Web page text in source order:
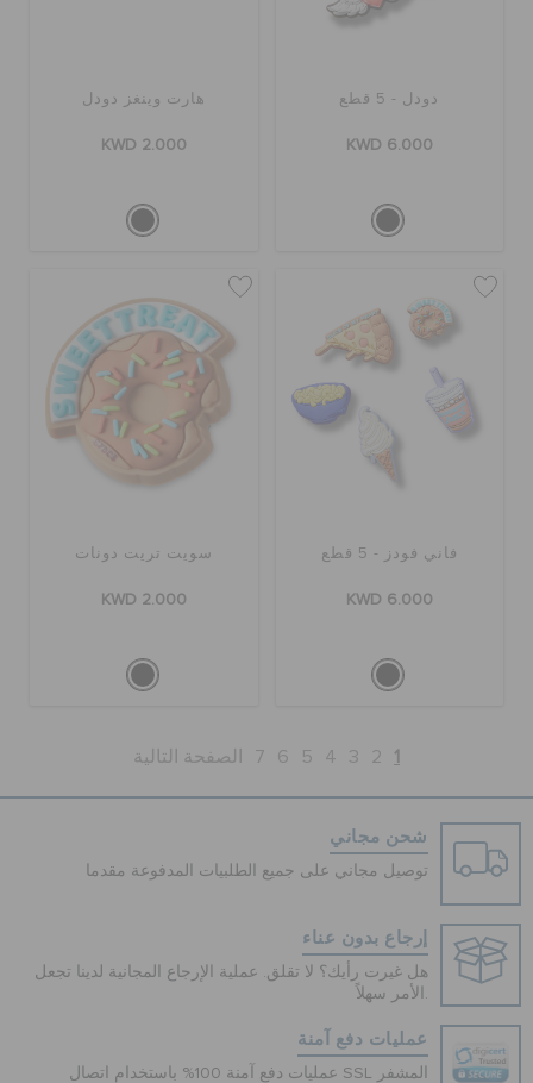
دودل - 5 قطع
KWD 6.000
هارت وينغز دودل
KWD 2.000
فاني فودز - 5 قطع
KWD 6.000
سويت تريت دونات
KWD 2.000
1
2
3
4
5
6
7 الصفحة التالية
شحن مجاني
توصيل مجاني على جميع الطلبيات المدفوعة مقدما
إرجاع بدون عناء
هل غيرت رأيك؟ لا تقلق. عملية الإرجاع المجانية لدينا تجعل
عمليات دفع آمنة
عمليات دفع آمنة 100% باستخدام اتصال SSL المشفر